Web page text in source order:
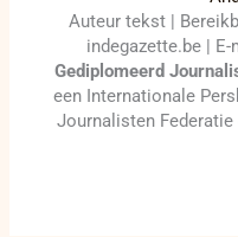
Auteur tekst |
indegazette.be |
Gediplomeerd
een Internationale
Journalisten Federatie